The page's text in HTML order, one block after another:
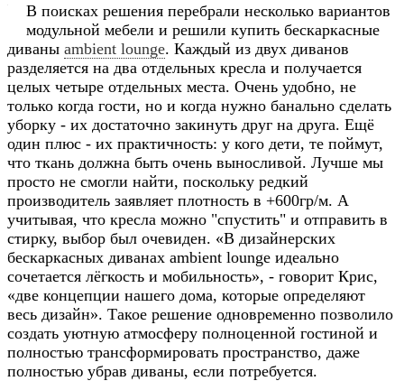
В поисках решения перебрали несколько вариантов
модульной мебели и решили купить бескаркасные
диваны ambient lounge. Каждый из двух диванов
разделяется на два отдельных кресла и получается
целых четыре отдельных места. Очень удобно, не
только когда гости, но и когда нужно банально сделать
уборку - их достаточно закинуть друг на друга. Ещё
один плюс - их практичность: у кого дети, те поймут,
что ткань должна быть очень выносливой. Лучше мы
просто не смогли найти, поскольку редкий
производитель заявляет плотность в +600гр/м. А
учитывая, что кресла можно "спустить" и отправить в
стирку, выбор был очевиден. «В дизайнерских
бескаркасных диванах ambient lounge идеально
сочетается лёгкость и мобильность», - говорит Крис,
«две концепции нашего дома, которые определяют
весь дизайн». Такое решение одновременно позволило
создать уютную атмосферу полноценной гостиной и
полностью трансформировать пространство, даже
полностью убрав диваны, если потребуется.